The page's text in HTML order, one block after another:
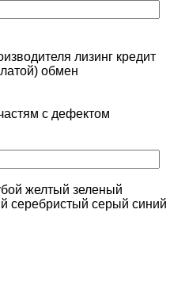
лизинг кредит
обмен
с дефектом
желтый зеленый
серебристый серый синий